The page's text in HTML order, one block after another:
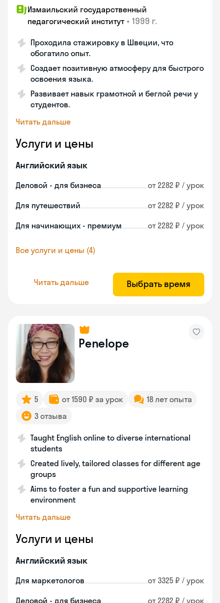
Измаильский государственный
педагогический институт • 1999 г.
Проходила стажировку в Швеции, что
обогатило опыт.
Создает позитивную атмосферу для быстрого
освоения языка.
Развивает навык грамотной и беглой речи у
студентов.
Читать дальше
Услуги и цены
Английский язык
Деловой - для бизнеса от 2282 ₽ / урок
Для путешествий от 2282 ₽ / урок
Для начинающих - премиум от 2282 ₽ / урок
Все услуги и цены (4)
Читать дальше Выбрать время
Penelope
5 от 1590 ₽ за урок
18 лет опыта
3 отзыва
Taught English online to diverse international
students
Created lively, tailored classes for different age
groups
Aims to foster a fun and supportive learning
environment
Читать дальше
Услуги и цены
Английский язык
Для маркетологов от 3325 ₽ / урок
Деловой - для бизнеса от 2282 ₽ / урок